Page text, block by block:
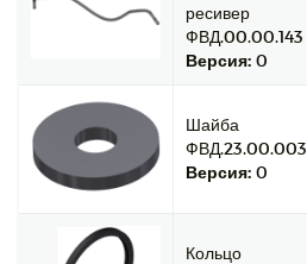
ресивер
ФВД.00.00.143
Версия: 0
Шайба
ФВД.23.00.003
Версия: 0
Кольцо